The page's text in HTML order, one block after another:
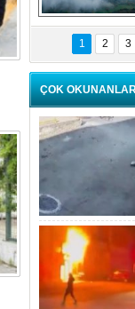
Bursa'dan
büyüleyen
fotoğraflar
1 2 3
ÇOK